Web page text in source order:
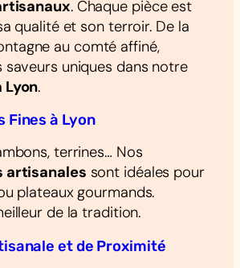
. Chaque pièce est
qualité et son terroir. De la
au comté affiné,
saveurs uniques dans notre
.
Fines à Lyon
terrines… Nos
artisanales sont idéales pour
plateaux gourmands.
de la tradition.
et de Proximité